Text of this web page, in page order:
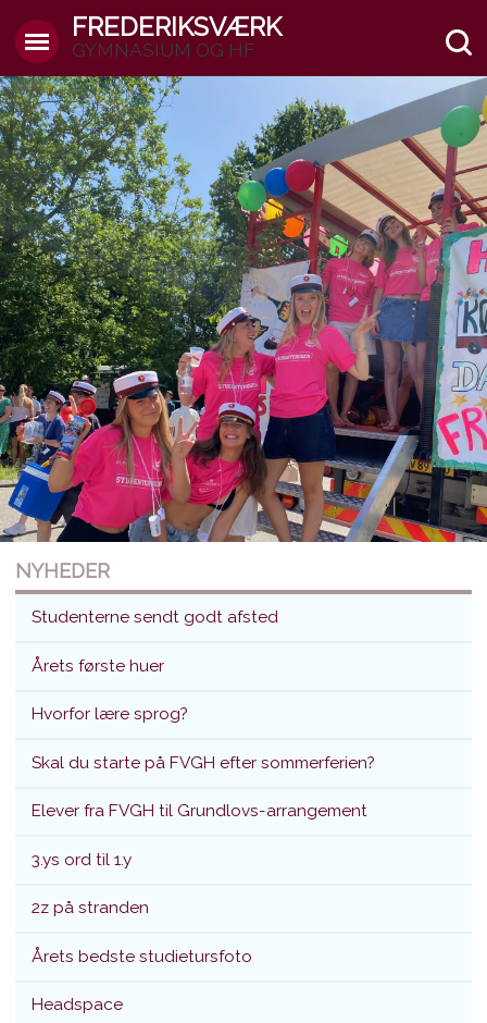
FREDERIKSVÆRK
GYMNASIUM OG HF
Studenterne sendt godt afsted
NYHEDER
Studenterne sendt godt afsted
Årets første huer
Hvorfor lære sprog?
Skal du starte på FVGH efter sommerferien?
Elever fra FVGH til Grundlovs-arrangement
3.ys ord til 1.y
2z på stranden
Årets bedste studietursfoto
Headspace